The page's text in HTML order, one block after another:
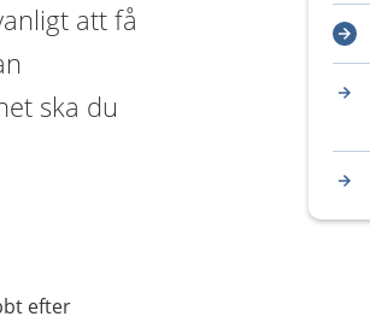
att få
ska du
efter